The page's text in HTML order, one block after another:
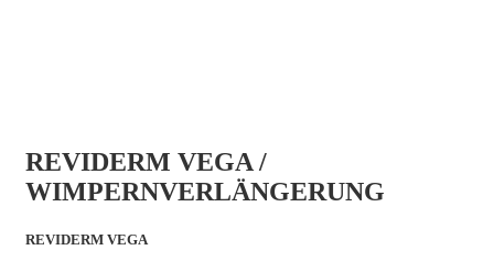
REVIDERM VEGA /
WIMPERNVERLÄNGERUNG
REVIDERM VEGA